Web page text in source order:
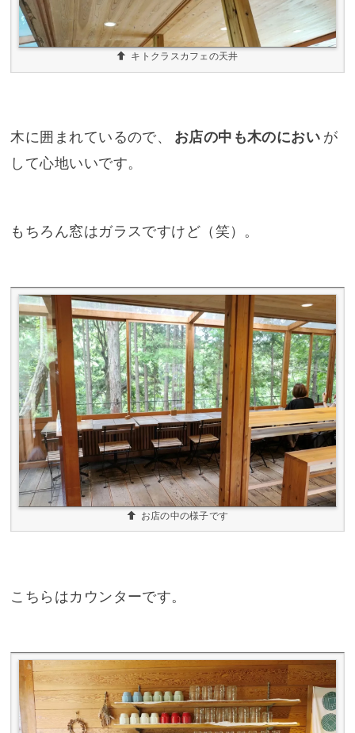
キトクラスカフェの天井
木に囲まれているので、 お店の中も木のにおい が
して心地いいです。
もちろん窓はガラスですけど（笑）。
お店の中の様子です
こちらはカウンターです。